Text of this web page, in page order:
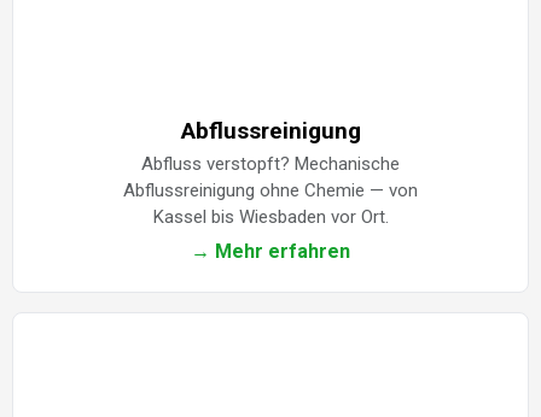
Abflussreinigung
Abfluss verstopft? Mechanische
Abflussreinigung ohne Chemie — von
Kassel bis Wiesbaden vor Ort.
→ Mehr erfahren